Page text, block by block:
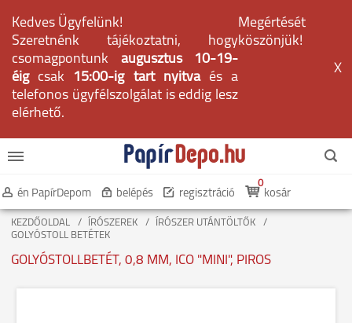
Kedves Ügyfelünk!
Szeretnénk tájékoztatni, hogy
csomagpontunk augusztus 10-19-
éig csak 15:00-ig tart nyitvaés a
telefonos ügyfélszolgálat is eddig lesz
elérhető.
Megértését
köszönjük!
X
én PapírDepom belépés regisztráció kosár
0
KEZDŐOLDAL ÍRÓSZEREK
ÍRÓSZER UTÁNTÖLTŐK
GOLYÓSTOLL BETÉTEK
GOLYÓSTOLLBETÉT, 0,8 MM, ICO "MINI", PIROS